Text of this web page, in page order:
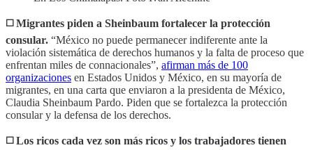
◻️ Migrantes piden a Sheinbaum fortalecer la protección
consular. “México no puede permanecer indiferente ante la
violación sistemática de derechos humanos y la falta de proceso que
enfrentan miles de connacionales”, afirman más de 100
organizaciones en Estados Unidos y México, en su mayoría de
migrantes, en una carta que enviaron a la presidenta de México,
Claudia Sheinbaum Pardo. Piden que se fortalezca la protección
consular y la defensa de los derechos.
◻️ Los ricos cada vez son más ricos y los trabajadores tienen